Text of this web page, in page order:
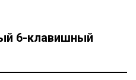
6-клавишный